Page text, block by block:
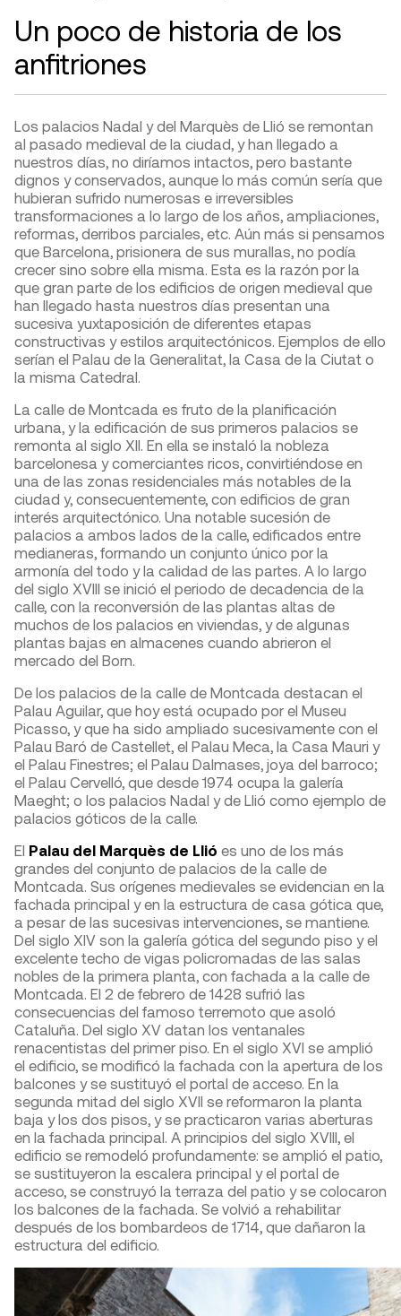
Un poco de historia de los
anfitriones
Los palacios Nadal y del Marquès de Llió se remontan
al pasado medieval de la ciudad, y han llegado a
nuestros días, no diríamos intactos, pero bastante
dignos y conservados, aunque lo más común sería que
hubieran sufrido numerosas e irreversibles
transformaciones a lo largo de los años, ampliaciones,
reformas, derribos parciales, etc. Aún más si pensamos
que Barcelona, prisionera de sus murallas, no podía
crecer sino sobre ella misma. Esta es la razón por la
que gran parte de los edificios de origen medieval que
han llegado hasta nuestros días presentan una
sucesiva yuxtaposición de diferentes etapas
constructivas y estilos arquitectónicos. Ejemplos de ello
serían el Palau de la Generalitat, la Casa de la Ciutat o
la misma Catedral.
La calle de Montcada es fruto de la planificación
urbana, y la edificación de sus primeros palacios se
remonta al siglo XII. En ella se instaló la nobleza
barcelonesa y comerciantes ricos, convirtiéndose en
una de las zonas residenciales más notables de la
ciudad y, consecuentemente, con edificios de gran
interés arquitectónico. Una notable sucesión de
palacios a ambos lados de la calle, edificados entre
medianeras, formando un conjunto único por la
armonía del todo y la calidad de las partes. A lo largo
del siglo XVIII se inició el periodo de decadencia de la
calle, con la reconversión de las plantas altas de
muchos de los palacios en viviendas, y de algunas
plantas bajas en almacenes cuando abrieron el
mercado del Born.
De los palacios de la calle de Montcada destacan el
Palau Aguilar, que hoy está ocupado por el Museu
Picasso, y que ha sido ampliado sucesivamente con el
Palau Baró de Castellet, el Palau Meca, la Casa Mauri y
el Palau Finestres; el Palau Dalmases, joya del barroco;
el Palau Cervelló, que desde 1974 ocupa la galería
Maeght; o los palacios Nadal y de Llió como ejemplo de
palacios góticos de la calle.
El Palau del Marquès de Llió es uno de los más
grandes del conjunto de palacios de la calle de
Montcada. Sus orígenes medievales se evidencian en la
fachada principal y en la estructura de casa gótica que,
a pesar de las sucesivas intervenciones, se mantiene.
Del siglo XIV son la galería gótica del segundo piso y el
excelente techo de vigas policromadas de las salas
nobles de la primera planta, con fachada a la calle de
Montcada. El 2 de febrero de 1428 sufrió las
consecuencias del famoso terremoto que asoló
Cataluña. Del siglo XV datan los ventanales
renacentistas del primer piso. En el siglo XVI se amplió
el edificio, se modificó la fachada con la apertura de los
balcones y se sustituyó el portal de acceso. En la
segunda mitad del siglo XVII se reformaron la planta
baja y los dos pisos, y se practicaron varias aberturas
en la fachada principal. A principios del siglo XVIII, el
edificio se remodeló profundamente: se amplió el patio,
se sustituyeron la escalera principal y el portal de
acceso, se construyó la terraza del patio y se colocaron
los balcones de la fachada. Se volvió a rehabilitar
después de los bombardeos de 1714, que dañaron la
estructura del edificio.